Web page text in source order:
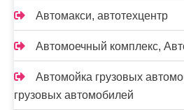
Автомакси, автотехцентр
Автомоечный комплекс,
Автомойка грузовых
грузовых автомобилей